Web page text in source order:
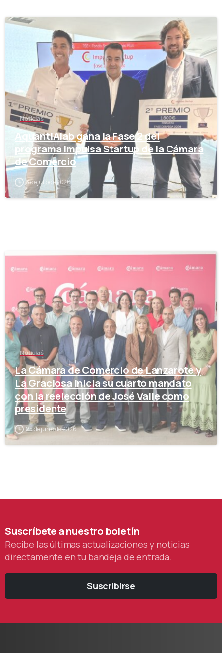
Noticias
AquantIAlab gana la Fase 2 del
programa Impulsa Startup de la Cámara
de Comercio
3 de julio de 2026
Noticias
La Cámara de Comercio de Lanzarote y
La Graciosa inicia su cuarto mandato
con la reelección de José Valle como
presidente
25 de junio de 2026
Suscríbeteanuestro boletín
Recibe las últimas actualizaciones y noticias
directamente en tu bandeja de entrada.
Suscribirse